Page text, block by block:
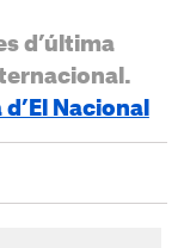
d’última
Nacional